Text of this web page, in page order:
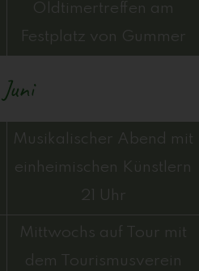
Oldtimertreffen am
Festplatz von Gummer
Juni
Musikalischer Abend mit
einheimischen Künstlern
21 Uhr
Mittwochs auf Tour mit
dem Tourismusverein